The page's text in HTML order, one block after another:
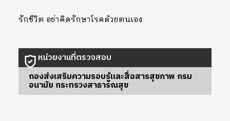
รักชีวิต อย่าคิดรักษาโรคด้วยตนเอง
หน่วยงานที่ตรวจสอบ
กองส่งเสริมความรอบรู้และสื่อสารสุขภาพ กรม
อนามัย กระทรวงสาธารณสุข